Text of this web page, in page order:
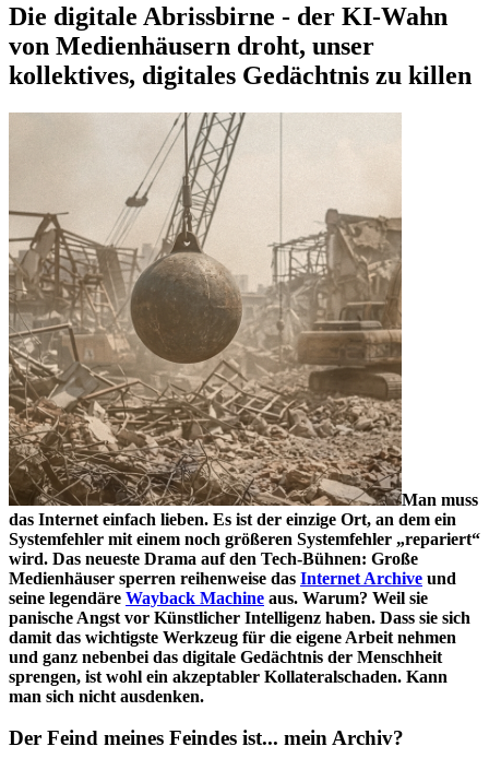
Die digitale Abrissbirne - der KI-Wahn
von Medienhäusern droht, unser
kollektives, digitales Gedächtnis zu killen
Man muss
das Internet einfach lieben. Es ist der einzige Ort, an dem ein
Systemfehler mit einem noch größeren Systemfehler „repariert“
wird. Das neueste Drama auf den Tech-Bühnen: Große
Medienhäuser sperren reihenweise das Internet Archive und
seine legendäre Wayback Machine aus. Warum? Weil sie
panische Angst vor Künstlicher Intelligenz haben. Dass sie sich
damit das wichtigste Werkzeug für die eigene Arbeit nehmen
und ganz nebenbei das digitale Gedächtnis der Menschheit
sprengen, ist wohl ein akzeptabler Kollateralschaden. Kann
man sich nicht ausdenken.
Der Feind meines Feindes ist... mein Archiv?